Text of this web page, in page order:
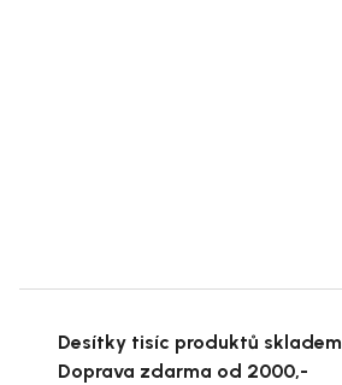
Desítky tisíc produktů skladem
Doprava zdarma od 2000,-